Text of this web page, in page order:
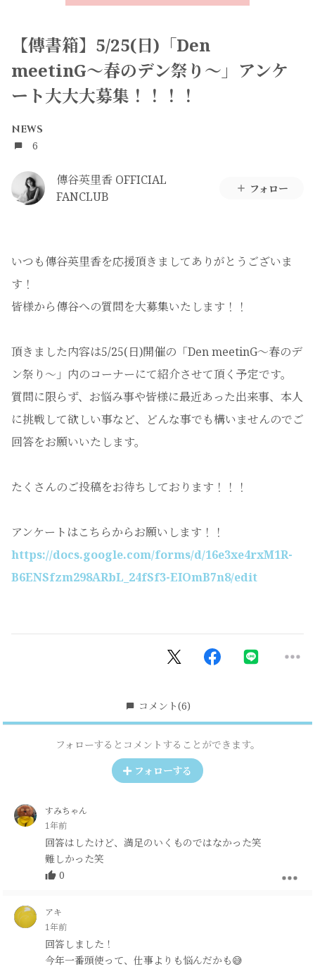
【傳書箱】5/25(日)「Den
meetinG〜春のデン祭り〜」アンケ
ート大大大募集！！！！
NEWS
6
傳谷英里香 OFFICIAL
FANCLUB
フォロー
いつも傳谷英里香を応援頂きましてありがとうございま
す！
皆様から傳谷への質問を大募集いたします！！
頂きました内容は5/25(日)開催の「Den meetinG〜春のデ
ン祭り〜」内のコーナーにて紹介させて頂く予定です。
質問に限らず、お悩み事や皆様に最近あった出来事、本人
に挑戦して欲しい事など、どんな事でも構いませんのでご
回答をお願いいたします。
たくさんのご投稿をお待ちしております！！！
アンケートはこちらからお願いします！！
https://docs.google.com/forms/d/16e3xe4rxM1R-
B6ENSfzm298ARbL_24fSf3-EIOmB7n8/edit
コメント(6)
フォローするとコメントすることができます。
フォローする
すみちゃん
1年前
回答はしたけど、満足のいくものではなかった笑
難しかった笑
0
アキ
1年前
回答しました！
今年一番頭使って、仕事よりも悩んだかも😅